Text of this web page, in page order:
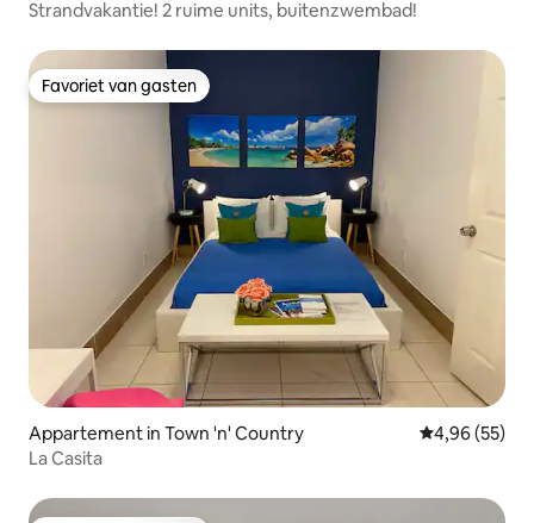
Strandvakantie! 2 ruime units, buitenzwembad!
Favoriet van gasten
Favoriet van gasten
Appartement in Town 'n' Country Gemiddelde
4,96 (55)
La Casita